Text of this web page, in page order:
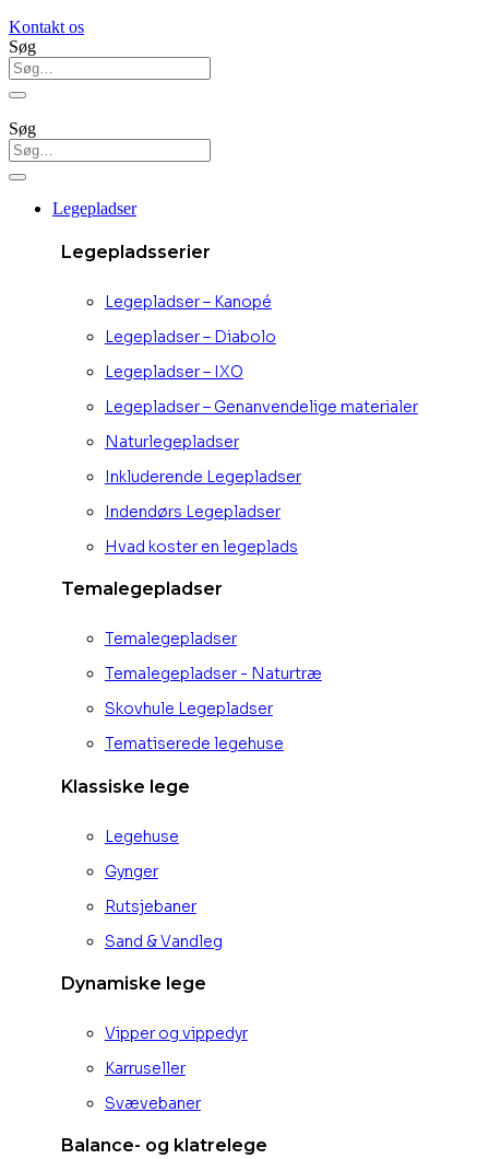
Kontakt os
Søg
Søg
Legepladser
Legepladsserier
Legepladser – Kanopé
Legepladser – Diabolo
Legepladser – IXO
Legepladser – Genanvendelige materialer
Naturlegepladser
Inkluderende Legepladser
Indendørs Legepladser
Hvad koster en legeplads
Temalegepladser
Temalegepladser
Temalegepladser - Naturtræ
Skovhule Legepladser
Tematiserede legehuse
Klassiske lege
Legehuse
Gynger
Rutsjebaner
Sand & Vandleg
Dynamiske lege
Vipper og vippedyr
Karruseller
Svævebaner
Balance- og klatrelege